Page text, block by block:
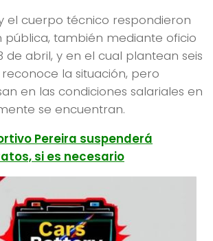
el cuerpo técnico respondieron
pública, también mediante oficio
de abril, y en el cual plantean seis
la situación, pero
en las condiciones salariales en
se encuentran.
Pereira suspenderá
si es necesario